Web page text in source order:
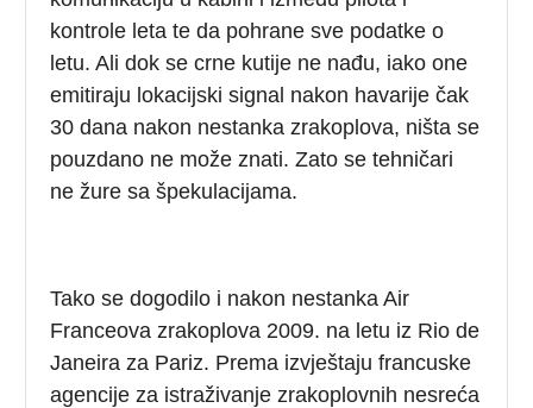
kontrole leta te da pohrane sve podatke o
letu. Ali dok se crne kutije ne nađu, iako one
emitiraju lokacijski signal nakon havarije čak
30 dana nakon nestanka zrakoplova, ništa se
pouzdano ne može znati. Zato se tehničari
ne žure sa špekulacijama.
Tako se dogodilo i nakon nestanka Air
Franceova zrakoplova 2009. na letu iz Rio de
Janeira za Pariz. Prema izvještaju francuske
agencije za istraživanje zrakoplovnih nesreća